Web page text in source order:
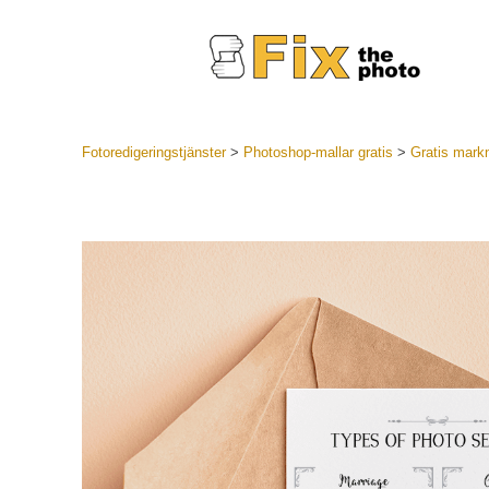
Best Deal
Mobila
Fotoredigeringstjänster> Photoshop-mallar gratis > Gratis